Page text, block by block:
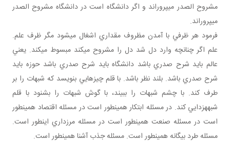
مشروح الصدر مي پروراند و اگر دانشگاه است در دانشگاه مشروح الصدر
مي پروراند.
فرمود هر ظرفي با آمدن مظروف مقداري اشغال مي شود مگر ظرف علم.
علم اگر چنانچه وارد دل شد دل را مشروح مي کند مبسوط مي کند. يعني
عالم بايد شرح صدري باشد دانشگاه بايد شرح صدري باشد حوزه بايد
شرح صدري باشد. بلند نظر باشد. با قلم چيزهايي بنويسد که شبهات را بر
طرف کند. با چشم شبهات را ببيند، با گوش شبهات را بشنود با قلم
شبهه زدايي کند. در مسئله ابتکار همين طور است در مسئله اقتصاد همين طور
است در مسئله صنعت همين طور است در مسئله مرزداري اين طور است.
مسئله طرد بيگانه همين طور است. مسئله جذب آشنا همين طور است.